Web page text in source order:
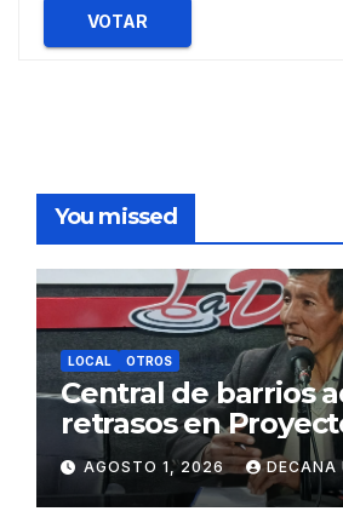
VOTAR
You missed
LOCAL OTROS
Central de barrios
retrasos en
de Agua y
Juliaca
AGOSTO 1, 2026 DECANA